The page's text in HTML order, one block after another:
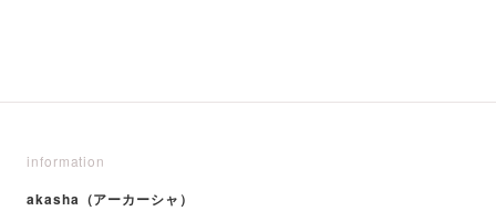
information
akasha（アーカーシャ）